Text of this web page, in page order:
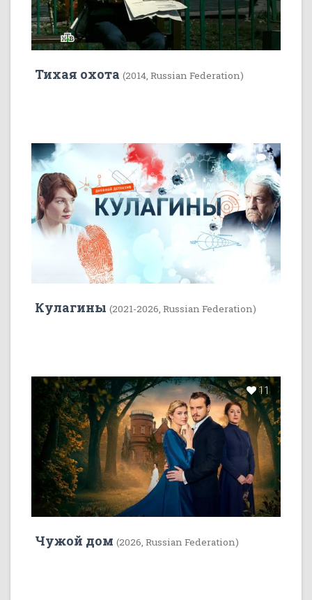
Тихая охота (2014, Russian Federation)
22 5
Кулагины (2021-2026, Russian Federation)
11
Чужой дом (2026, Russian Federation)